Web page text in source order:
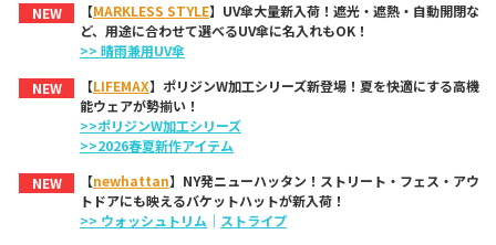
NEW
【MARKLESS STYLE】UV傘大量新入荷！遮光・遮熱・自動開閉な
ど、用途に合わせて選べるUV傘に名入れもOK！
>> 晴雨兼用UV傘
NEW
【LIFEMAX】ポリジンW加工シリーズ新登場！夏を快適にする高機
能ウェアが勢揃い！
>>ポリジンW加工シリーズ
>>2026春夏新作アイテム
NEW
【newhattan】NY発ニューハッタン！ストリート・フェス・アウ
トドアにも映えるバケットハットが新入荷！
>> ウォッシュトリム ｜ ストライプ